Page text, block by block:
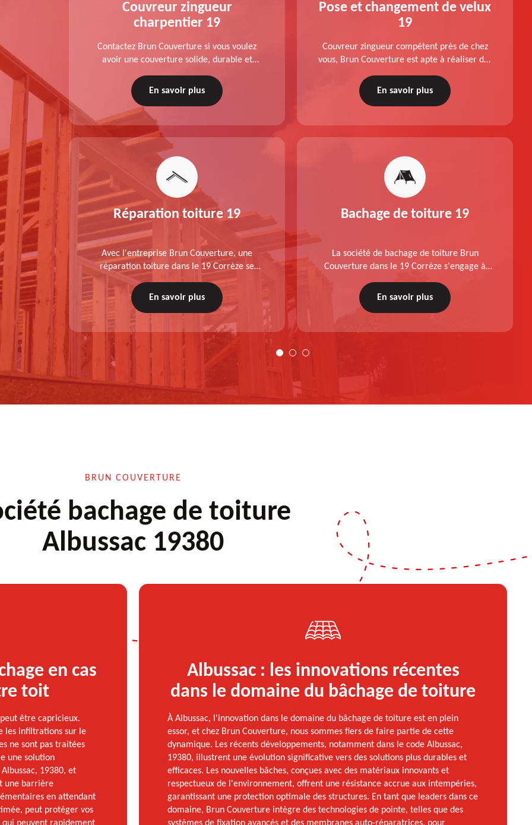
de
de
est
Brun
Couvreur zingueur
charpentier 19
Contactez Brun Couverture si vous voulez
avoir une couverture solide, durable et
dans le 19 Corrèze, nos services de qualité
sont accessibles au meilleur prix.
En savoir plus
Réparation toiture 19
Avec l'entreprise Brun Couverture, une
réparation toiture dans le 19 Corrèze se
déroule conformément aux normes :
diagnostic au prélable, choix de la technique
à appliquer, test après remise en état.
En savoir plus
Pose et changement de velux
19
Couvreur zingueur compétent près de chez
vous, Brun Couverture est apte à réaliser des
le 19 Corrèze, conformément aux normes.
En savoir plus
Bachage de toiture 19
La société de bachage de toiture Brun
Couverture dans le 19 Corrèze s'engage à
votre budget et à réaliser une intervention
personnalisée. Demandez votre devis gratuit.
En savoir plus
BRUN COUVERTURE
bachage de toiture
Albussac 19380
en cas
toit
être capricieux.
les infiltrations sur le
ne sont pas traitées
une solution
19380, et
une barrière
en attendant
peut protéger vos
Albussac : les innovations récentes
dans le domaine du bâchage de toiture
À Albussac, l'innovation dans le domaine du bâchage de toiture est en plein
essor, et chez Brun Couverture, nous sommes fiers de faire partie de cette
dynamique. Les récents développements, notamment dans le code Albussac,
19380, illustrent une évolution significative vers des solutions plus durables et
efficaces. Les nouvelles bâches, conçues avec des matériaux innovants et
respectueux de l'environnement, offrent une résistance accrue aux intempéries,
garantissant une protection optimale des structures. En tant que leaders dans ce
domaine, Brun Couverture intègre des technologies de pointe, telles que des